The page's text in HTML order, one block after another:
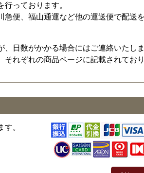
っております。
急便、福山通運など他の運送便で配送
日数がかかる場合にはご連絡いたしま
れぞれの商品ページに記載されており
。